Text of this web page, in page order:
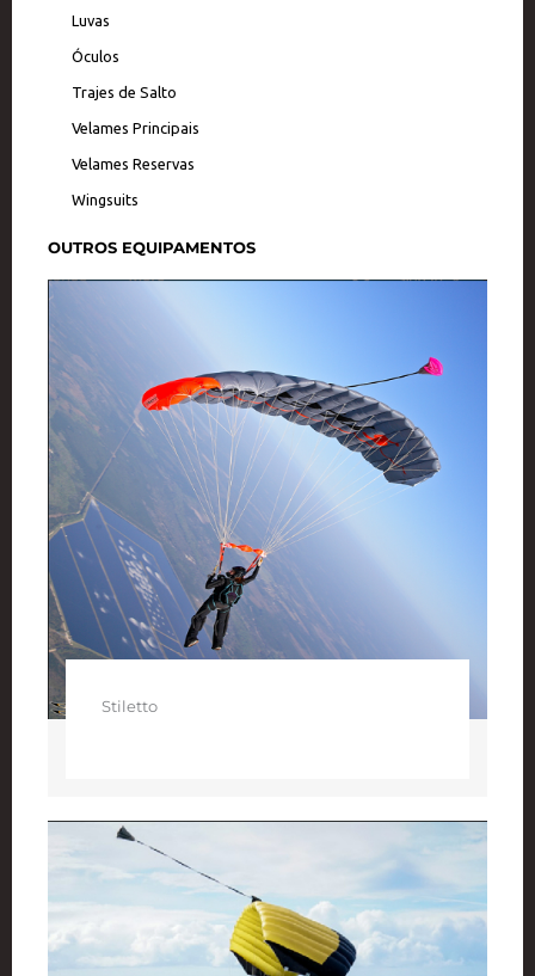
Luvas
Óculos
Trajes de Salto
Velames Principais
Velames Reservas
Wingsuits
OUTROS EQUIPAMENTOS
Stiletto